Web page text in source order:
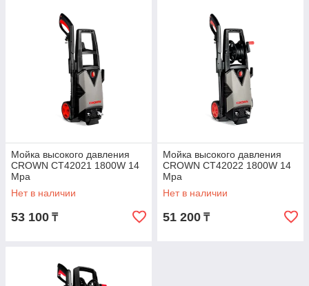
Мойка высокого давления
CROWN CT42021 1800W 14
Mpa
Нет в наличии
53 100 ₸
Мойка высокого давления
CROWN CT42022 1800W 14
Mpa
Нет в наличии
51 200 ₸